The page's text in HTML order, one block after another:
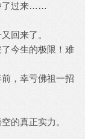
了过来……
回来了。
今生的极限！难
，幸亏佛祖一招
的真正实力。